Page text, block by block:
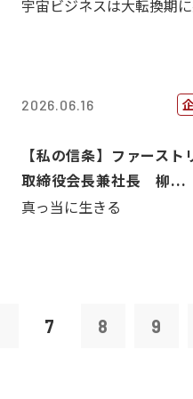
宇宙ビジネスは大転換期
2026.06.16
【私の信条】ファース
取締役会長兼社長 柳...
真っ当に生きる
7 8 9